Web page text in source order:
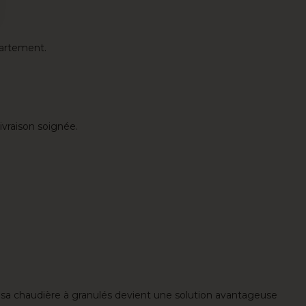
soignée.
chaudière à granulés devient une solution avantageuse
de confidentialité, en garantissant la conformité avec